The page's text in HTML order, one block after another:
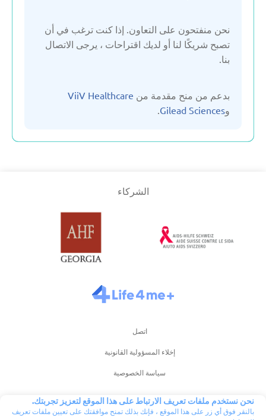
نحن منفتحون على التعاون. إذا كنت ترغب في أن
تصبح شريكًا لنا أو لديك اقتراحات ، يرجى الاتصال
بنا.
بدعم من منح مقدمة من ViiV Healthcare
وGilead Sciences
.
جمهورية مولدوفا
روسيا البيضاء
لاتفيا
الشركاء
اتصل
إخلاء المسؤولية القانونية
سياسة الخصوصية
شروط استخدام +Life4me
نحن نستخدم ملفات تعريف الارتباط على هذا الموقع لتعزيز تجربتك.
بالنقر فوق أي زر على هذا الموقع ، فإنك بذلك تمنح موافقتك على تعيين ملفات تعريف